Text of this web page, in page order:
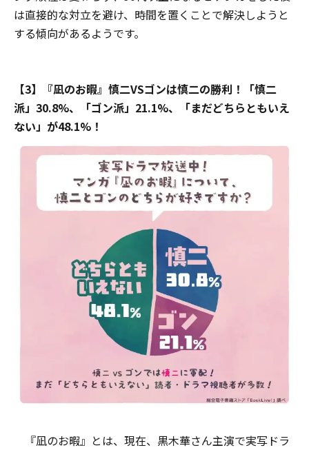
は直接的な対立を避け、時間を置くことで解決しようと
する傾向があるようです。
【3】『凪のお暇』慎二VSゴンは慎二の勝利！「慎二
派」30.8%、「ゴン派」21.1%、「まだどちらともいえ
ない」が48.1%！
『凪のお暇』とは、現在、黒木華さん主演で実写ドラ